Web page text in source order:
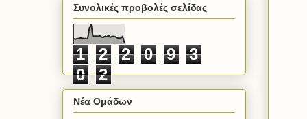
Συνολικές προβολές σελίδας
1 2 2 0 9
3
0
2
Νέα Ομάδων